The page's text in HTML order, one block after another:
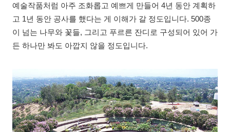
예술작품처럼 아주 조화롭고 예쁘게 만들어 4년 동안 계획하
고 1년 동안 공사를 했다는 게 이해가 갈 정도입니다. 500종
이 넘는 나무와 꽃들, 그리고 푸르른 잔디로 구성되어 있어 가
든 하나만 봐도 아깝지 않을 정도입니다.